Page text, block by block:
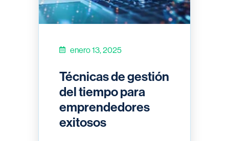
enero 13, 2025
Técnicas de gestión
del tiempo para
emprendedores
exitosos